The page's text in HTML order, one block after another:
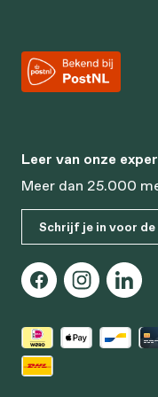
Leer van onze
Meer dan 25.000
Schrijf je in voor